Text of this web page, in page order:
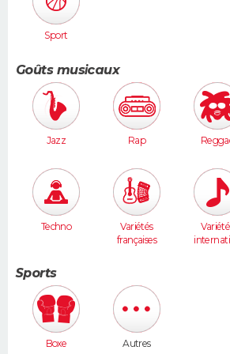
Sport
Goûts musicaux
Jazz Rap
Techno
Variétés
françaises
Sports
Boxe Autres